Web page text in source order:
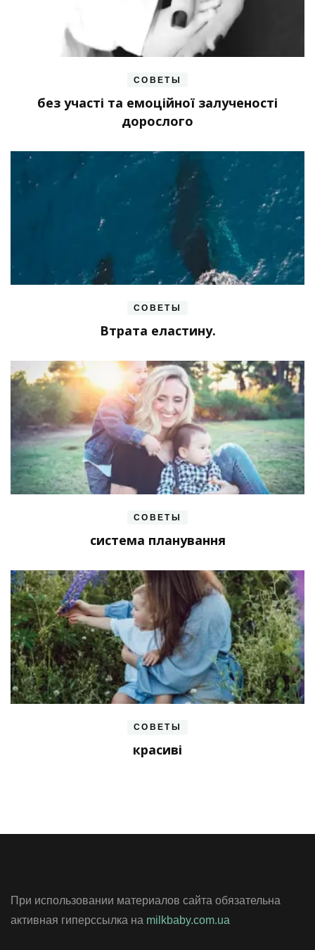
СОВЕТЫ
без участі та емоційної залученості
дорослого
СОВЕТЫ
Втрата еластину.
СОВЕТЫ
система планування
СОВЕТЫ
красиві
При использовании материалов сайта обязательна
активная гиперссылка на milkbaby.com.ua